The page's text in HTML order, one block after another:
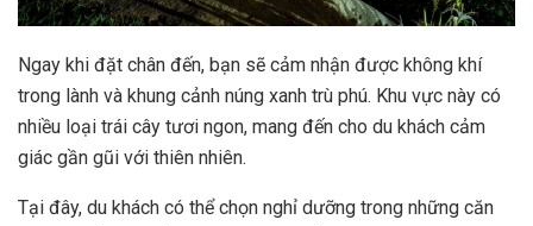
Ngay khi đặt chân đến, bạn sẽ cảm nhận được không khí
trong lành và khung cảnh núng xanh trù phú. Khu vực này có
nhiều loại trái cây tươi ngon, mang đến cho du khách cảm
giác gần gũi với thiên nhiên.
Tại đây, du khách có thể chọn nghỉ dưỡng trong những căn